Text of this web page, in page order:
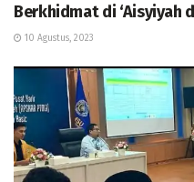
Berkhidmat di ‘Aisyiyah
10 Agustus, 2023